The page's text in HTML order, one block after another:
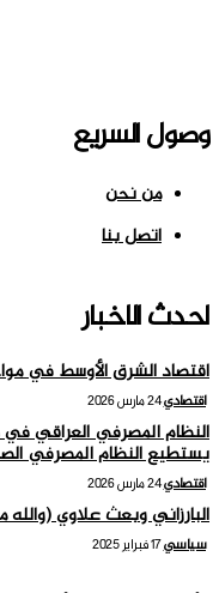
وصول السريع
من نحن
اتصل بنا
احدث الاخبار
اقتصاد الشرق الأوسط في
اقتصادي24 مارس 2026
النظام المصرفي العراقي
يستطيع النظام المصرفي
اقتصادي24 مارس 2026
البارزاني وبعث علاوي (والله
سياسي17 فبراير 2025